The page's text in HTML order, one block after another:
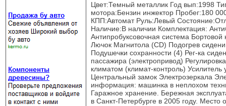
Цвет:Темный металлик Год вып:1998
мотора:Бензин инжектор Пробег:180
КПП:Автомат Руль:Левый
Наличие:В наличии Комплектация:
Антипробуксовочная система
Лючок Магнитола (CD) Подогрев
Подушечки сохранности (4) Рег-ка
пассажира (электропривод)
климатом (климат-контроль)
Центральный замок Электрозеркала
информация: машинка в неплохом
Гаражное хранение. Бережная
в Санкт-Петербурге в 2005 году.